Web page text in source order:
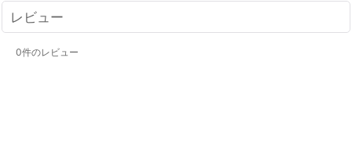
レビュー
0件のレビュー